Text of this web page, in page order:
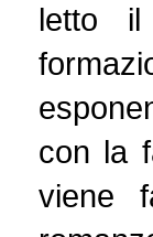
letto il
con la
viene